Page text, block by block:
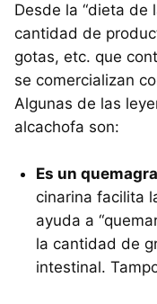
Desde la “dieta de
cantidad de
gotas, etc. que
se comercializan
Algunas de las
alcachofa son:
Es un
cinarina facilita
ayuda a
la cantidad de
intestinal.